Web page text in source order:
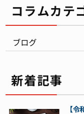
コラムカテ
ブログ
新着記事
【